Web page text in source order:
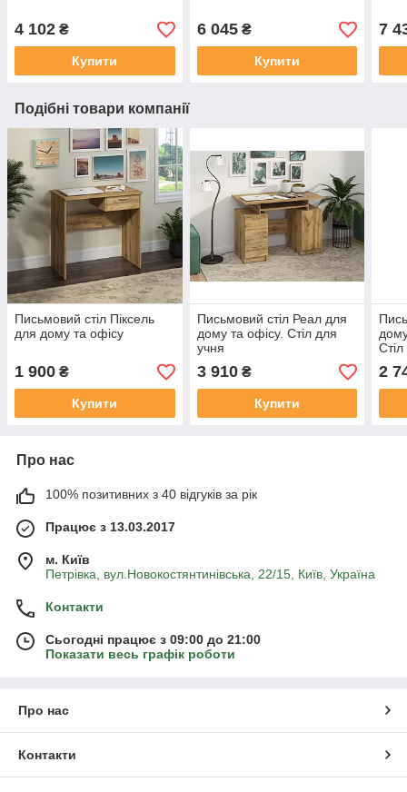
4 102 ₴
Купити
6 045₴
Купити
7
Подібні товари компанії
Письмовий стіл Піксель
для дому та офісу
1 900 ₴
Купити
Письмовий стіл Реал для
дому та офісу. Стіл для
учня
3 910₴
Купити
2
Про нас
100% позитивних з 40 відгуків за рік
Працює з 13.03.2017
м. Київ
Петрівка, вул.Новокостянтинівська, 22/15, Київ, Україна
Контакти
Сьогодні працює з 09:00 до 21:00
Показати весь графік роботи
Про нас
Контакти